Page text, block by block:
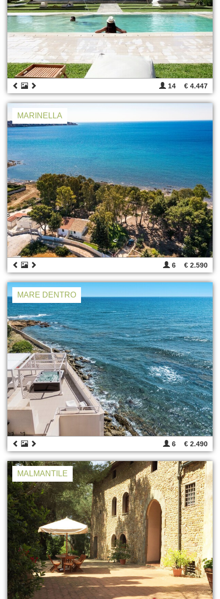
14 € 4.447
MARINELLA
6 € 2.590
MARE DENTRO
6 € 2.490
MALMANTILE